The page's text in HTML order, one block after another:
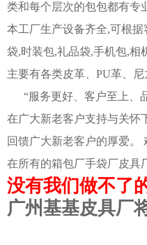
类和每个层次的包包都有专
本工厂生产设备齐全,可根
袋,时装包,礼品袋,手机包,相
主要有各类皮革、PU革、
“服务更好、客户至上、
在广大新老客户支持与关怀
回馈广大新老客户的厚爱。
在所有的箱包厂手袋厂皮具
没有我们做不了
广州基基皮具厂